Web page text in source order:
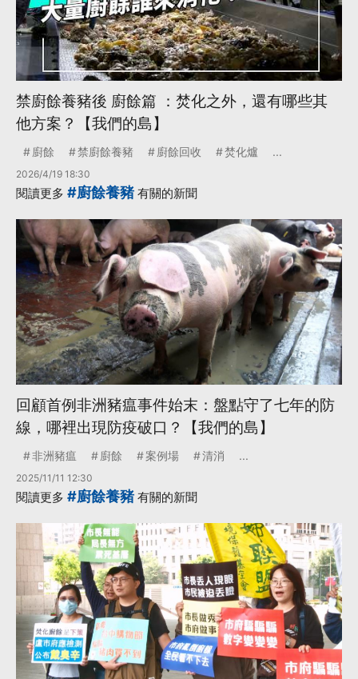
禁廚餘養豬後 廚餘篇 ：焚化之外，還有哪些其
他方案？【我們的島】
廚餘 禁廚餘養豬 廚餘回收 焚化爐 ...
2026/4/19 18:30
閱讀更多 #廚餘養豬 有關的新聞
回顧首例非洲豬瘟事件始末：盤點守了七年的防
線，哪裡出現防疫破口？【我們的島】
非洲豬瘟 廚餘 案例場 清消 ...
2025/11/11 12:30
閱讀更多 #廚餘養豬 有關的新聞